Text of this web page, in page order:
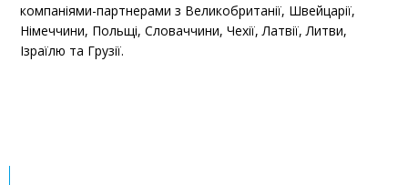
компаніями-партнерами з Великобританії, Швейцарії,
Німеччини, Польщі, Словаччини, Чехії, Латвії, Литви,
Ізраїлю та Грузії.